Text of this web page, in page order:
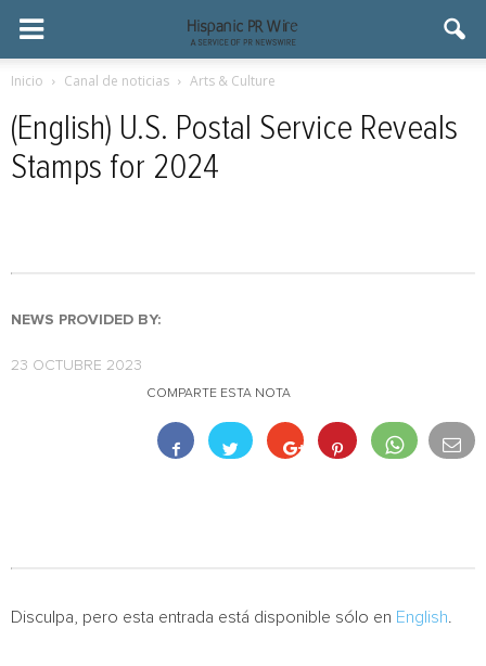
Inicio Canal de noticias Arts & Culture
(English) U.S. Postal Service Reveals
Stamps for 2024
NEWS PROVIDED BY:
23 OCTUBRE 2023
COMPARTE ESTA NOTA
Disculpa, pero esta entrada está disponible sólo en English